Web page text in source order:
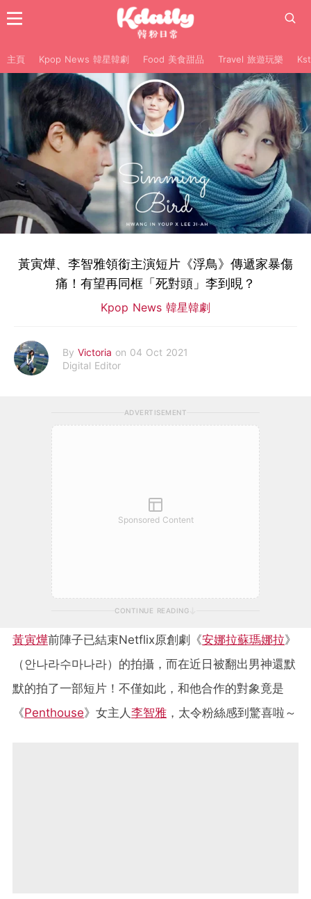
主頁 Kpop News 韓星韓劇 Food 美食甜品 Travel 旅遊玩樂
黃寅燁、李智雅領銜主演短片《浮鳥》傳遞家暴傷
痛！有望再同框「死對頭」李到晛？
Kpop News 韓星韓劇
By Victoria on 04 Oct 2021
Digital Editor
ADVERTISEMENT
Sponsored Content
CONTINUE READING
黃寅燁前陣子已結束Netflix原創劇《安娜拉蘇瑪娜拉》
（안나라수마나라）的拍攝，而在近日被翻出男神還默
默的拍了一部短片！不僅如此，和他合作的對象竟是
《Penthouse》女主人 李智雅 ，太令粉絲感到驚喜啦～